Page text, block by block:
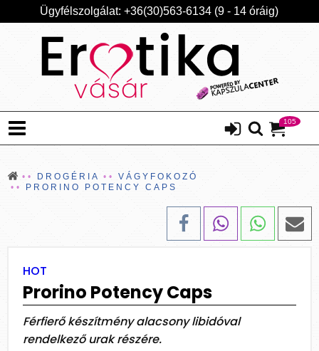
Ügyfélszolgálat: +36(30)563-6134 (9 - 14 óráig)
105
DROGÉRIA
VÁGYFOKOZÓ
PRORINO POTENCY CAPS
HOT
Prorino Potency Caps
Férfierő készítmény alacsony libidóval
rendelkező urak részére.